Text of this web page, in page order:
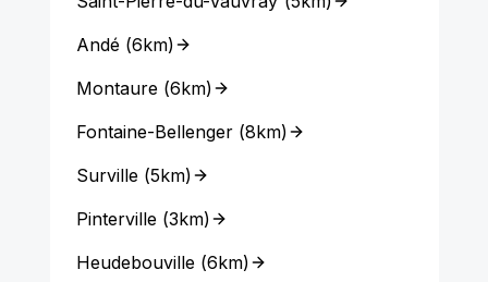
Andé(6km)
Montaure(6km)
Fontaine-Bellenger(8km)
Surville(5km)
Pinterville(3km)
Heudebouville(6km)